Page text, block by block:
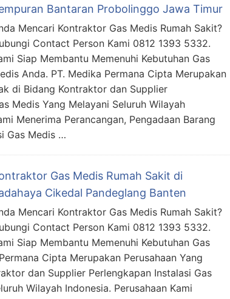
Bantaran Probolinggo Jawa Timur
Mencari Kontraktor Gas Medis Rumah Sakit?
Contact Person Kami 0812 1393 5332.
Siap Membantu Memenuhi Kebutuhan Gas
Anda. PT. Medika Permana Cipta Merupakan
di Bidang Kontraktor dan Supplier
Medis Yang Melayani Seluruh Wilayah
Menerima Perancangan, Pengadaan Barang
Gas Medis …
Gas Medis Rumah Sakit di
Cikedal Pandeglang Banten
Mencari Kontraktor Gas Medis Rumah Sakit?
Contact Person Kami 0812 1393 5332.
Siap Membantu Memenuhi Kebutuhan Gas
Cipta Merupakan Perusahaan Yang
dan Supplier Perlengkapan Instalasi Gas
Wilayah Indonesia. Perusahaan Kami